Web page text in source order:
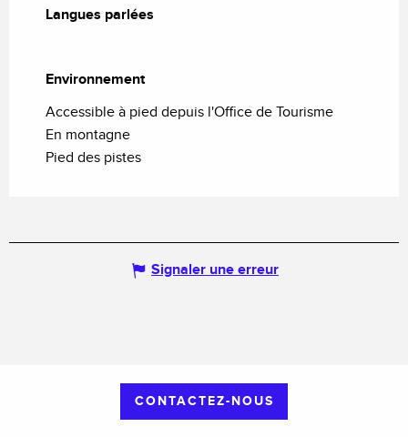
Langues parlées
Langues parlées
Environnement
Environnement
Accessible à pied depuis l'Office de Tourisme
En montagne
Pied des pistes
Signaler une erreur
CONTACTEZ-NOUS